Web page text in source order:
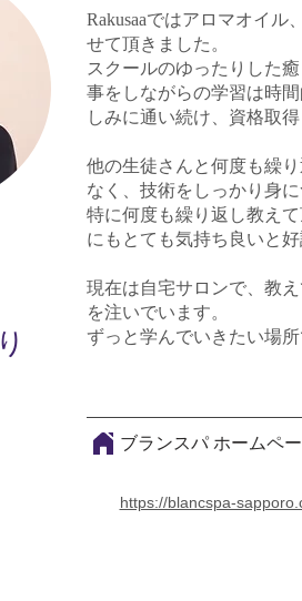
Rakusaaではアロマオイ
せて頂きました。
スクールのゆったりした
事をしながらの学習は時
しみに通い続け、資格取
他の生徒さんと何度も繰
なく、技術をしっかり身
特に何度も繰り返し教え
にもとても気持ち良いと好
現在は自宅サロンで、教
を注いでいます。
ずっと学んでいきたい場
ブランスパ ホームペ
https://blancspa-